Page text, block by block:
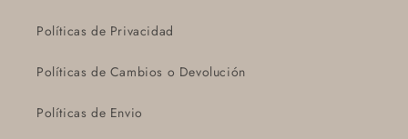
Políticas de Privacidad
Políticas de Cambios o Devolución
Políticas de Envio